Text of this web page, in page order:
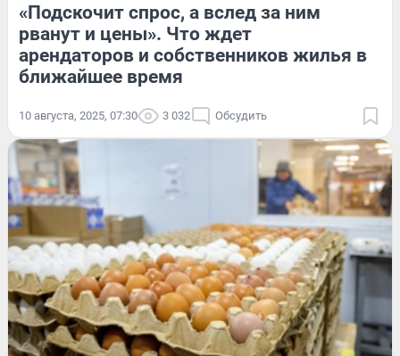
«Подскочит спрос, а вслед за ним
рванут и цены». Что ждет
арендаторов и собственников жилья в
ближайшее время
10 августа, 2025, 07:30 3 032 Обсудить